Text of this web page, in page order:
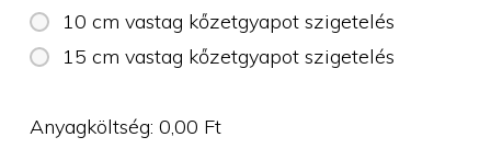
10 cm vastag kőzetgyapot szigetelés
15 cm vastag kőzetgyapot szigetelés
Anyagköltség:0,00 Ft